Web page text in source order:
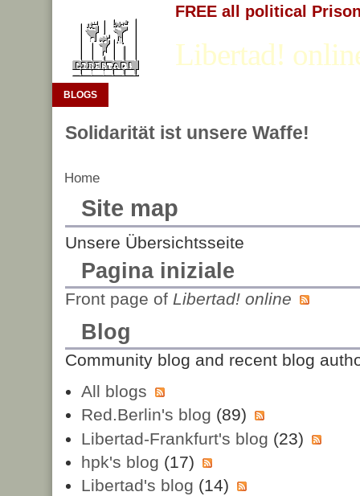
FREE all political
Libertad!
BLOGS
Solidarität ist unsere Waffe!
Home
Site map
Unsere Übersichtsseite
Pagina iniziale
Front page of Libertad! online
Blog
Community blog and recent blog
All blogs
Red.Berlin's blog (89)
Libertad-Frankfurt's blog (23)
hpk's blog (17)
Libertad's blog (14)